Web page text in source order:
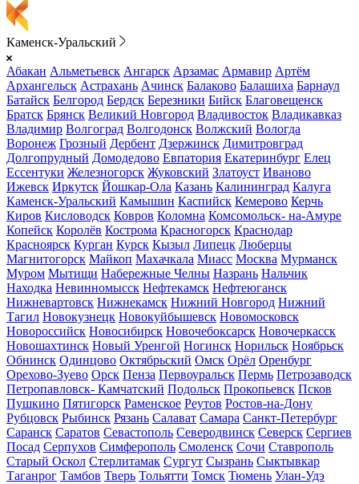
Каменск-Уральский
Абакан Альметьевск Ангарск Арзамас Армавир Артём
Архангельск Астрахань Ачинск Балаково Балашиха Барнаул
Батайск Белгород Бердск Березники Бийск Благовещенск
Братск Брянск Великий Новгород Владивосток Владикавказ
Владимир Волгоград Волгодонск Волжский Вологда
Воронеж Грозный Дербент Дзержинск Димитровград
Долгопрудный Домодедово Евпатория Екатеринбург Елец
Ессентуки Железногорск Жуковский Златоуст Иваново
Ижевск Иркутск Йошкар-Ола Казань Калининград Калуга
Каменск-Уральский Камышин Каспийск Кемерово Керчь
Киров Кисловодск Ковров Коломна Комсомольск- на-Амуре
Копейск Королёв Кострома Красногорск Краснодар
Красноярск Курган Курск Кызыл Липецк Люберцы
Магнитогорск Майкоп Махачкала Миасс Москва Мурманск
Муром Мытищи Набережные Челны Назрань Нальчик
Находка Невинномысск Нефтекамск Нефтеюганск
Нижневартовск Нижнекамск Нижний Новгород Нижний
Тагил Новокузнецк Новокуйбышевск Новомосковск
Новороссийск Новосибирск Новочебоксарск Новочеркасск
Новошахтинск Новый Уренгой Ногинск Норильск Ноябрьск
Обнинск Одинцово Октябрьский Омск Орёл Оренбург
Орехово-Зуево Орск Пенза Первоуральск Пермь Петрозаводск
Петропавловск- Камчатский Подольск Прокопьевск Псков
Пушкино Пятигорск Раменское Реутов Ростов-на-Дону
Рубцовск Рыбинск Рязань Салават Самара Санкт-Петербург
Саранск Саратов Севастополь Северодвинск Северск Сергиев
Посад Серпухов Симферополь Смоленск Сочи Ставрополь
Старый Оскол Стерлитамак Сургут Сызрань Сыктывкар
Таганрог Тамбов Тверь Тольятти Томск Тюмень Улан-Удэ